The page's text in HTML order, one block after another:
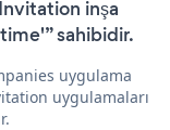
inşa
sahibidir.
uygulama
uygulamaları